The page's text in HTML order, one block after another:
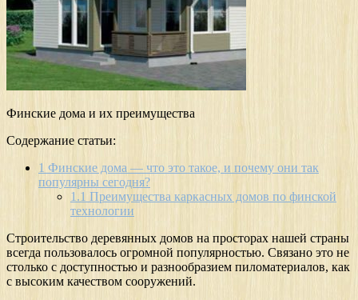
Финские дома и их преимущества
Содержание статьи:
1 Финские дома — что это такое, и почему они так
популярны сегодня?
1.1 Преимущества каркасных домов по финской
технологии
Строительство деревянных домов на просторах нашей страны
всегда пользовалось огромной популярностью. Связано это не
столько с доступностью и разнообразием пиломатериалов, как
с высоким качеством сооружений.